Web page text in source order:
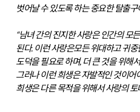
벗어날 수 있도록 하는 중요한 탈출구
“남녀 간의 진지한 사랑은 인간의 모
된다. 이런 사랑은모든 위대하고 귀
도덕을 필요로 하며, 더 큰 것을 위해
그러나 이런 희생은 자발적인 것이어
희생은 다른 목적을 위해서 사랑의 토